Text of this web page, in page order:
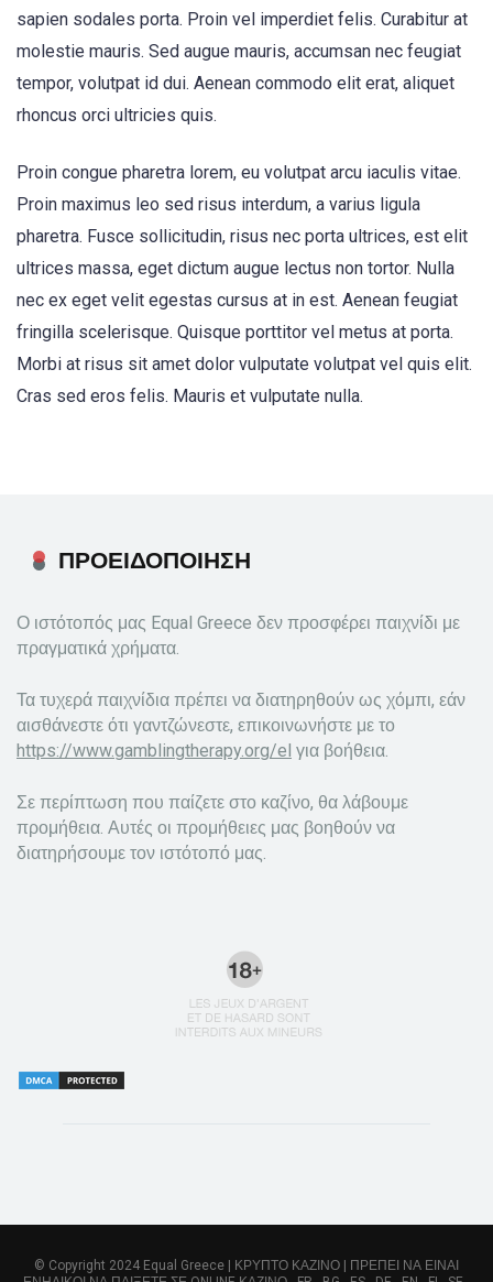
sapien sodales porta. Proin vel imperdiet felis. Curabitur at
molestie mauris. Sed augue mauris, accumsan nec feugiat
tempor, volutpat id dui. Aenean commodo elit erat, aliquet
rhoncus orci ultricies quis.
Proin congue pharetra lorem, eu volutpat arcu iaculis vitae.
Proin maximus leo sed risus interdum, a varius ligula
pharetra. Fusce sollicitudin, risus nec porta ultrices, est elit
ultrices massa, eget dictum augue lectus non tortor. Nulla
nec ex eget velit egestas cursus at in est. Aenean feugiat
fringilla scelerisque. Quisque porttitor vel metus at porta.
Morbi at risus sit amet dolor vulputate volutpat vel quis elit.
Cras sed eros felis. Mauris et vulputate nulla.
ΠΡΟΕΙΔΟΠΟΙΗΣΗ
Ο ιστότοπός μας Equal Greece δεν προσφέρει παιχνίδι με
πραγματικά χρήματα.
Τα τυχερά παιχνίδια πρέπει να διατηρηθούν ως χόμπι, εάν
αισθάνεστε ότι γαντζώνεστε, επικοινωνήστε με το
https://www.gamblingtherapy.org/el για βοήθεια.
Σε περίπτωση που παίζετε στο καζίνο, θα λάβουμε
προμήθεια. Αυτές οι προμήθειες μας βοηθούν να
διατηρήσουμε τον ιστότοπό μας.
© Copyright 2024 Equal Greece | ΚΡΥΠΤΟ ΚΑΖΙΝΟ | ΠΡΕΠΕΙ ΝΑ ΕΙΝΑΙ